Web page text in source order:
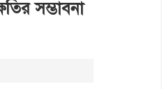
সম্ভাবনা